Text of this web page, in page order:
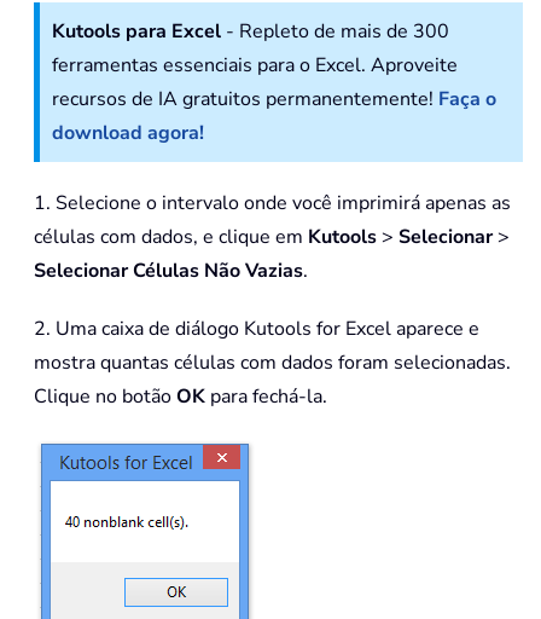
Kutools para Excel - Repleto de mais de 300
ferramentas essenciais para o Excel. Aproveite
recursos de IA gratuitos permanentemente! Faça o
download agora!
1. Selecione o intervalo onde você imprimirá apenas as
células com dados, e clique em Kutools > Selecionar>
Selecionar Células Não Vazias.
2. Uma caixa de diálogo Kutools for Excel aparece e
mostra quantas células com dados foram selecionadas.
Clique no botãoOK para fechá-la.